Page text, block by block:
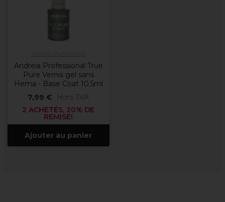
Andreia Professional True
Pure Vernis gel sans
Hema - Base Coat 10.5ml
7,99 €
Hors TVA
2 ACHETÉS, 20% DE
REMISE!
Ajouter au panier